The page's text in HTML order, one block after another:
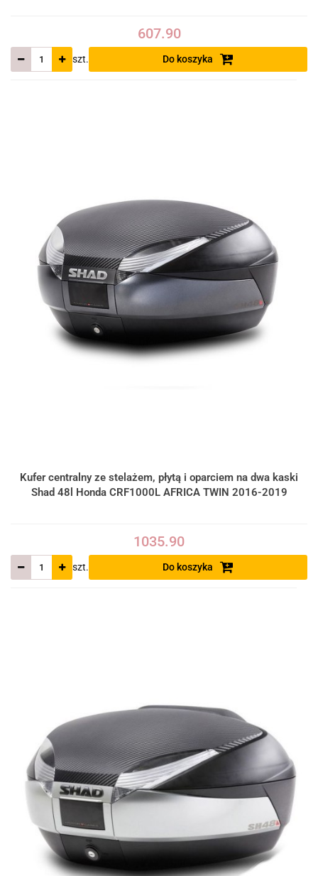
607.90
szt. Do koszyka
Kufer centralny ze stelażem, płytą i oparciem na dwa kaski
Shad 48l Honda CRF1000L AFRICA TWIN 2016-2019
1035.90
szt. Do koszyka